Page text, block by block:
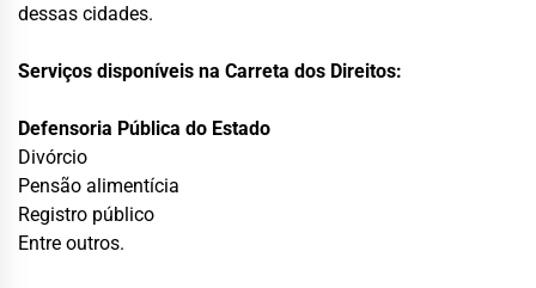
dessas cidades.
Serviços disponíveis na Carreta dos Direitos:
Defensoria Pública do Estado
Divórcio
Pensão alimentícia
Registro público
Entre outros.